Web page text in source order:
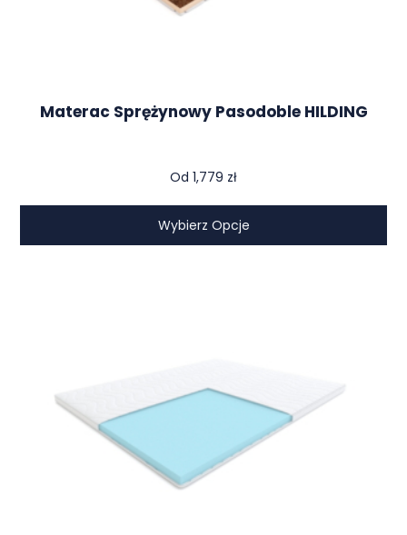
Materac Sprężynowy Pasodoble HILDING
Od 1,779 zł
Wybierz Opcje